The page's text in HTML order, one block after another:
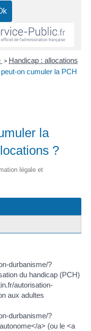
> Handicap : allocations
on cumuler la PCH
la
?
légale et
durbanisme/?
du handicap (PCH)
autorisation-
aux adultes
durbanisme/?
a> (ou le <a